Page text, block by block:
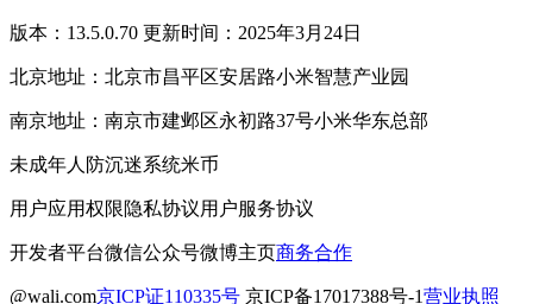
版本：13.5.0.70 更新时间：2025年3月24日
北京地址：北京市昌平区安居路小米智慧产业园
南京地址：南京市建邺区永初路37号小米华东总部
未成年人防沉迷系统米币
用户应用权限隐私协议用户服务协议
开发者平台微信公众号微博主页商务合作
@wali.com京ICP证110335号 京ICP备17017388号-1营业执照